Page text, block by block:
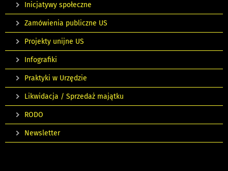
Inicjatywy społeczne
Zamówienia publiczne US
Projekty unijne US
Infografiki
Praktyki w Urzędzie
Likwidacja / Sprzedaż majątku
RODO
Newsletter